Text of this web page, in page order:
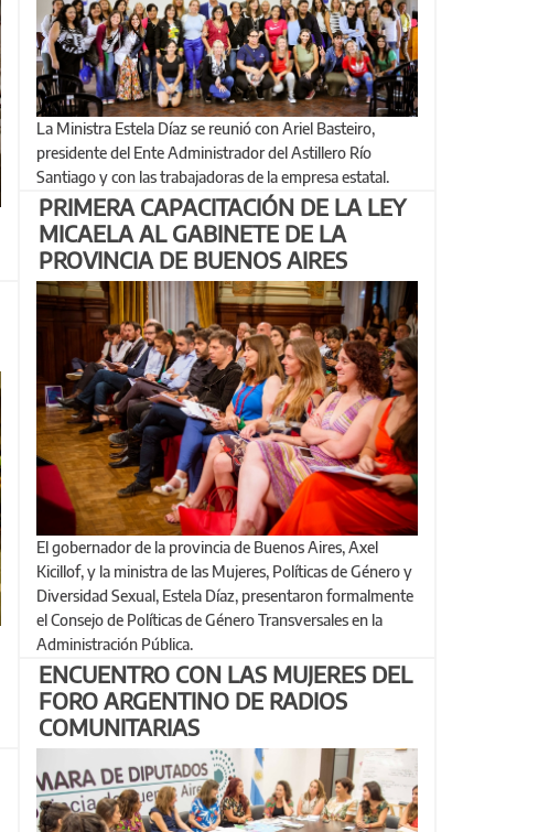
La Ministra Estela Díaz se reunió con Ariel Basteiro,
presidente del Ente Administrador del Astillero Río
Santiago y con las trabajadoras de la empresa estatal.
PRIMERA CAPACITACIÓN DE LA LEY
MICAELA AL GABINETE DE LA
PROVINCIA DE BUENOS AIRES
El gobernador de la provincia de Buenos Aires, Axel
Kicillof, y la ministra de las Mujeres, Políticas de Género y
Diversidad Sexual, Estela Díaz, presentaron formalmente
el Consejo de Políticas de Género Transversales en la
Administración Pública.
ENCUENTRO CON LAS MUJERES DEL
FORO ARGENTINO DE RADIOS
COMUNITARIAS